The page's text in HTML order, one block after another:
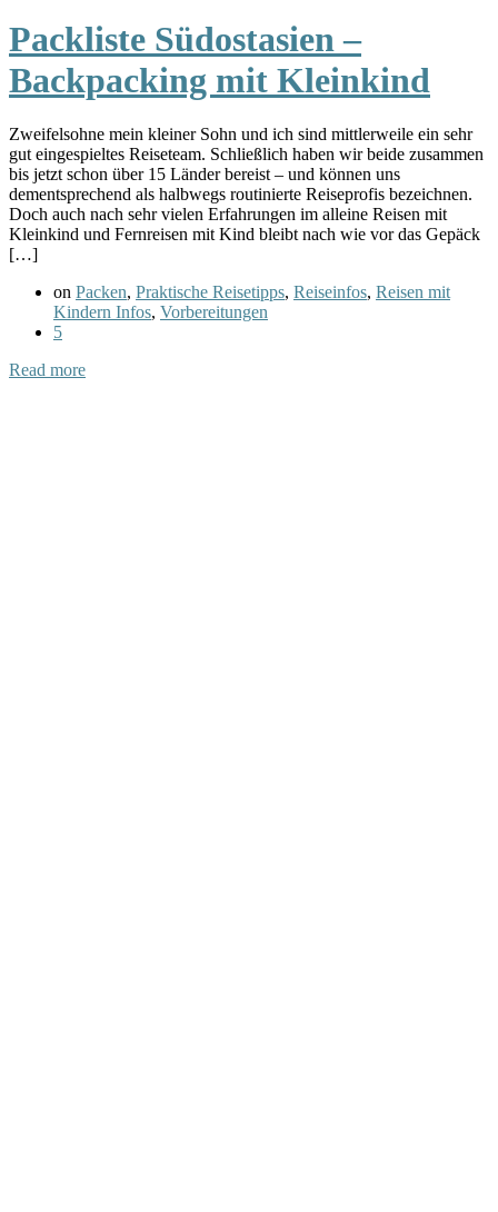
Packliste Südostasien –
Backpacking mit Kleinkind
Zweifelsohne mein kleiner Sohn und ich sind mittlerweile ein sehr
gut eingespieltes Reiseteam. Schließlich haben wir beide zusammen
bis jetzt schon über 15 Länder bereist – und können uns
dementsprechend als halbwegs routinierte Reiseprofis bezeichnen.
Doch auch nach sehr vielen Erfahrungen im alleine Reisen mit
Kleinkind und Fernreisen mit Kind bleibt nach wie vor das Gepäck
[…]
on Packen, Praktische Reisetipps, Reiseinfos, Reisen mit
Kindern Infos, Vorbereitungen
5
Read more